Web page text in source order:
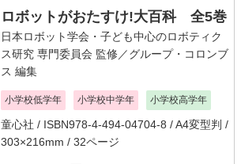
ロボットがおたすけ!大百科 全5巻
日本ロボット学会・子ども中心のロボティク
ス研究 専門委員会 監修／グループ・コロンブ
ス 編集
小学校低学年 小学校中学年 小学校高学年
童心社 / ISBN978-4-494-04704-8 / A4変型判 /
303×216mm / 32ページ